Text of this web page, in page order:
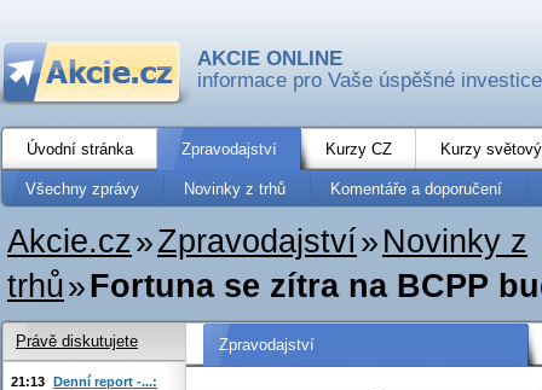
AKCIE ONLINE
informace pro Vaše úspěšné investice
Úvodní stránka Zpravodajství Kurzy CZ Kurzy
Všechny zprávy Novinky z trhů Komentáře a doporučení
Akcie.cz»Zpravodajství» Novinky z
trhů»Fortuna se zítra na BCPP
Zpravodajství
Právě diskutujete
21:13 Denní report -...: